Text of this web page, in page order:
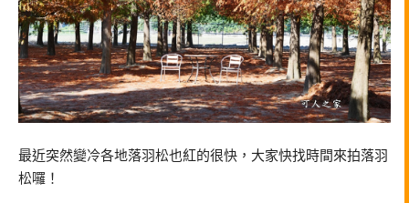
最近突然變冷各地落羽松也紅的很快，大家快找時間來拍落羽
松囉！